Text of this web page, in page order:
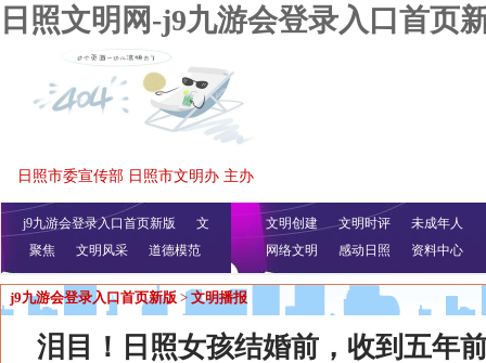
日照文明网-j9九游会登录入口首页
日照市委宣传部 日照市文明办 主办
j9九游会登录入口首页新版
文
明播报
公益视频
聚焦 文明风采 道德模范
文明创建 文明时评
未成年人
网络文明
感动日照 资料中心
j9九游会登录入口首页新版 > 文明播报
泪目！日照女孩结婚前，收到五年